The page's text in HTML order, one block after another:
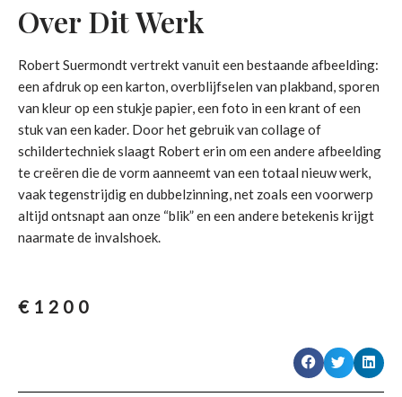
Over Dit Werk
Robert Suermondt vertrekt vanuit een bestaande afbeelding:
een afdruk op een karton, overblijfselen van plakband, sporen
van kleur op een stukje papier, een foto in een krant of een
stuk van een kader. Door het gebruik van collage of
schildertechniek slaagt Robert erin om een andere afbeelding
te creëren die de vorm aanneemt van een totaal nieuw werk,
vaak tegenstrijdig en dubbelzinning, net zoals een voorwerp
altijd ontsnapt aan onze “blik” en een andere betekenis krijgt
naarmate de invalshoek.
€ 1200